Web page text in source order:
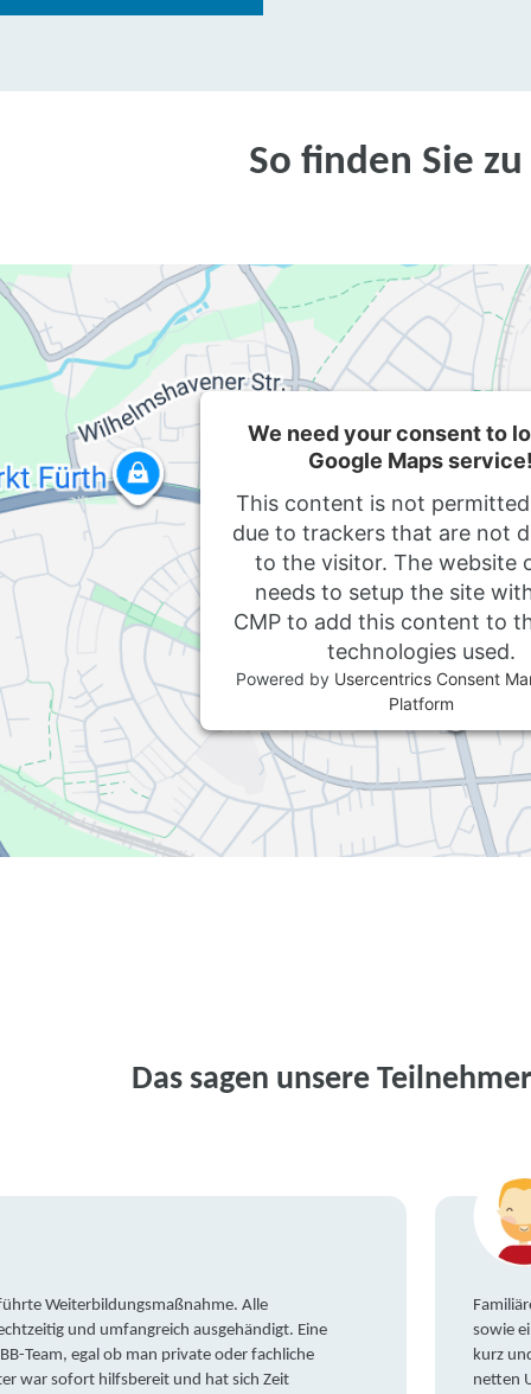
So finden Sie zu
We need your consent to
Google Maps service!
This content is not
due to trackers that are not
to the visitor. The website
needs to setup the site
CMP to add this content to
technologies used.
Powered by Usercentrics Consent
Platform
Das sagen unsere
Weiterbildungsmaßnahme. Alle
und umfangreich ausgehändigt. Eine
Team, egal ob man private oder fachliche
war sofort hilfsbereit und hat sich Zeit
sowie
kurz
netten